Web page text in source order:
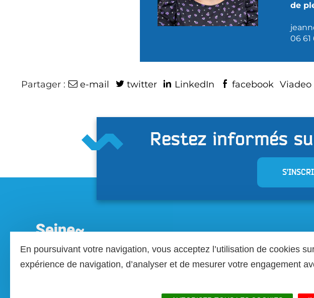
de
06 61
Partager : e-mail twitter LinkedIn facebook Viadeo
Restez informés
En poursuivant votre navigation, vous acceptez l’utilisation de cookies
expérience de navigation, d’analyser et de mesurer votre engagement